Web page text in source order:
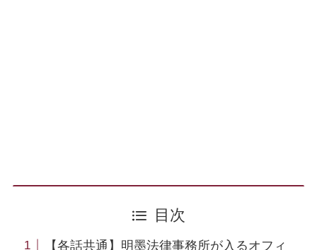
目次
【各話共通】明墨法律事務所が入るオフィ